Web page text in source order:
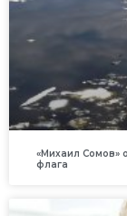
«Михаил Сомов»
флага